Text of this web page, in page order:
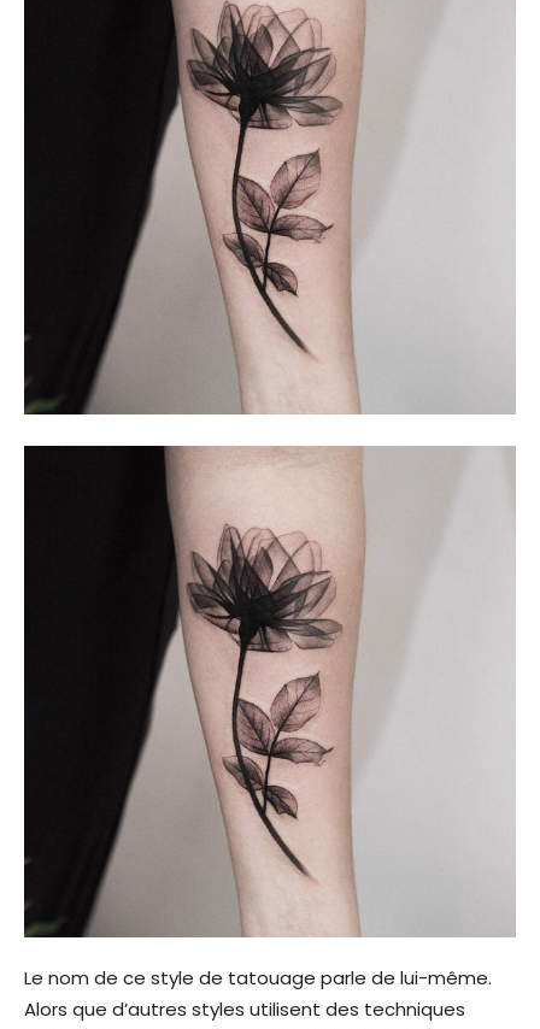
Le nom de ce style de tatouage parle de lui-même.
Alors que d’autres styles utilisent des techniques